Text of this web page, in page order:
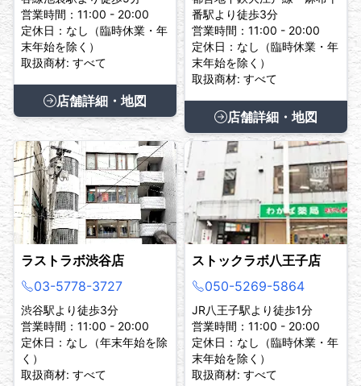
営業時間：11:00 - 20:00
定休日：なし（臨時休業・年
末年始を除く）
取扱商材: すべて
店舗詳細・地図
番駅より徒歩3分
営業時間：11:00 - 20:00
定休日：なし（臨時休業・年
末年始を除く）
取扱商材: すべて
店舗詳細・地図
ラストラボ渋谷店
03-5778-3727
渋谷駅より徒歩3分
営業時間：11:00 - 20:00
定休日：なし（年末年始を除
く）
取扱商材: すべて
ストックラボ八王子店
050-5269-5864
JR八王子駅より徒歩1分
営業時間：11:00 - 20:00
定休日：なし（臨時休業・年
末年始を除く）
取扱商材: すべて